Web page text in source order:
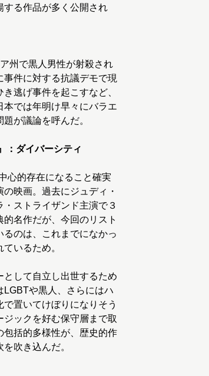
する作品が多く公開され
州で黒人男性が射殺され
事件に対する抗議デモで現
逃げ事件を起こすなど、
本では年明け早々にバラエ
が議論を呼んだ。
：ダイバーシティ
心的存在になること確実
映画。過去にジュディ・
・ストライザンド主演で３
名作だが、今回のリスト
るのは、これまでになかっ
いるため。
して自立し出世するため
LGBTや黒人、さらにはハ
で置いてけぼりになりそう
ジックを好む保守層まで取
包括的多様性が、歴史的作
吹き込んだ。